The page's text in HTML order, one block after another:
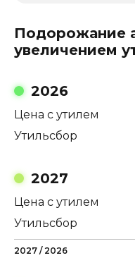
Подорожание
увеличением
2026
Цена с утилем
Утильсбор
2027
Цена с утилем
Утильсбор
2027 / 2026